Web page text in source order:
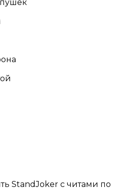
StandJoker с читами по